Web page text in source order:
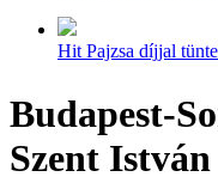
Hit Pajzsa díjjal
Budapest-
Szent